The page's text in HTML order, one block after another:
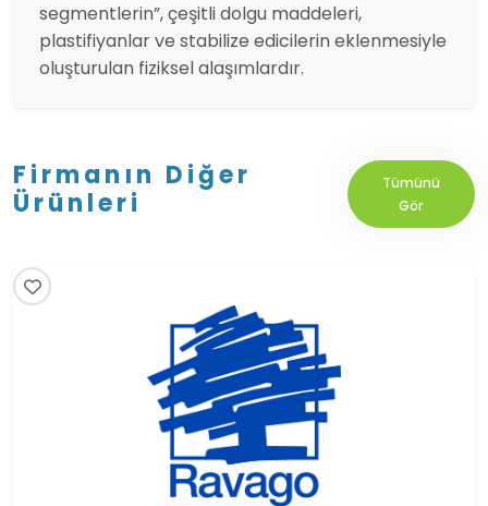
segmentlerin”, çeşitli dolgu maddeleri,
plastifiyanlar ve stabilize edicilerin eklenmesiyle
oluşturulan fiziksel alaşımlardır.
Firmanın Diğer
Ürünleri
Tümünü
Gör